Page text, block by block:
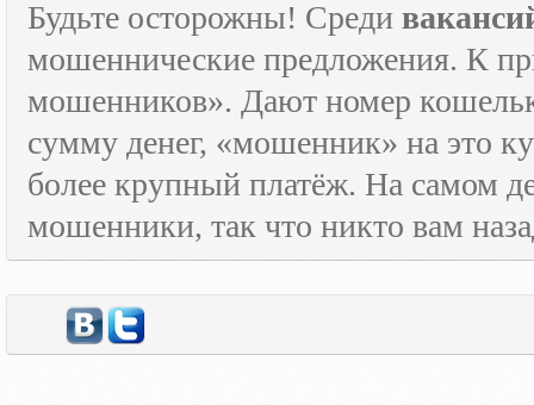
Будьте осторожны! Среди
мошеннические предложения. К
мошенников». Дают номер
сумму денег, «мошенник» на это
более крупный платёж. На самом
мошенники, так что никто вам